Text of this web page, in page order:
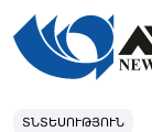
ՏՆՏԵՍՈՒԹՅՈՒՆ